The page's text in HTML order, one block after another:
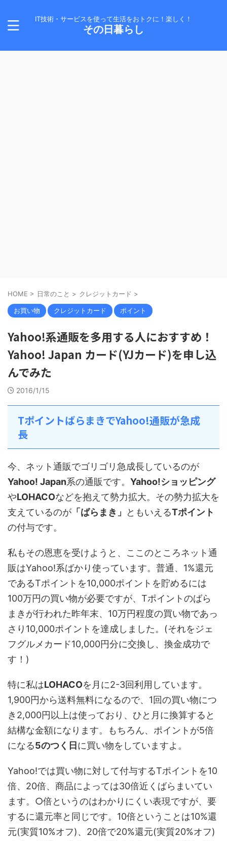
IT技術・サービスを使って生活をおトクに！楽しく！
その日暮らし
HOME > 日常のこと > クレジットカード >
お買い物 クレジットカード ポイント
Yahoo!系通販を多用する人におすすめ！
Yahoo! Japan カード(YJカード)を申し込
んでみた
2016/1/15
TポイントばらまきでYahoo!通販が急成
長
今、ネット通販でゴリゴリ急成長しているのが
Yahoo! Japan系の通販です。 Yahoo!ショッピング
やLOHACOなどを抱えて勢力拡大。その勢力拡大を
支えているのが 「ばらまき」 ともいえるTポイント
の付与です。
私もその恩恵を受けようと、ここのところネット通
販はYahoo!系ばかり使っています。普通、1%還元
であるTポイントを10,000ポイントを貯めるには
100万円の買い物が必要ですが、Tポイントのばら
まきが行われた昨年末、10万円程度の買い物であっ
さり10,000ポイントを達成しました。(それをジェ
フグルメカード10,000円分に交換し、換金成功で
す！)
特に私はLOHACOを月に2-3回利用しています。
1,900円から送料無料になるので、1回の買い物につ
き2,000円以上は使っており、ひと月に換算すると
結構な金額になります。もちろん、ポイントが5倍
になる5のつく日 に買い物をしていますよ。
Yahoo!では買い物に対して付与するTポイントを10
倍、20倍、商品によっては30倍近くばらまいてい
ます。○倍というのはわかりにくい表現ですが、要
するに還元率と同じです。10倍ということは10%還
元(実質10%オフ)、20倍で20%還元(実質20%オフ)